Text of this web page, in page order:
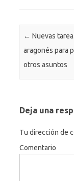
Navegación de
← Nuevas
aragonés para
otros asuntos
Deja una
Tu dirección de
Comentario